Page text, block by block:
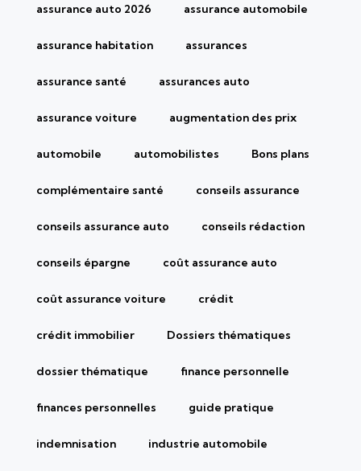
assurance auto 2026 assurance automobile
assurance habitation assurances
assurance santé assurances auto
assurance voiture augmentation des prix
automobile automobilistes Bons plans
complémentaire santé conseils assurance
conseils assurance auto conseils rédaction
conseils épargne coût assurance auto
coût assurance voiture crédit
crédit immobilier Dossiers thématiques
dossier thématique finance personnelle
finances personnelles guide pratique
indemnisation industrie automobile